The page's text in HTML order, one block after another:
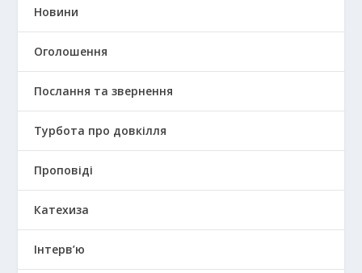
Новини
Оголошення
Послання та звернення
Турбота про довкілля
Проповіді
Катехиза
Інтерв’ю